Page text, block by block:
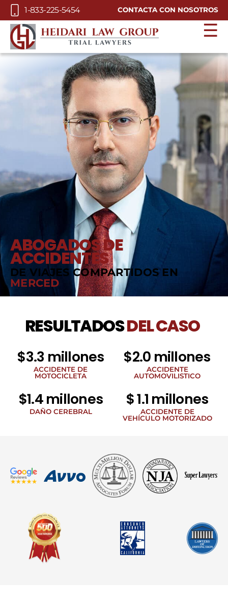
Skip to Main Content
1-833-225-5454 CONTACTA CON NOSOTROS
☰
ABOGADOS DE
ACCIDENTES
DE VIAJES COMPARTIDOS EN
MERCED
RESULTADOSDEL CASO
$3.3 millones
ACCIDENTE DE
MOTOCICLETA
$2.0 millones
ACCIDENTE
AUTOMOVILISTICO
$1.4 millones
DAÑO CEREBRAL
$ 1.1 millones
ACCIDENTE DE
VEHÍCULO MOTORIZADO